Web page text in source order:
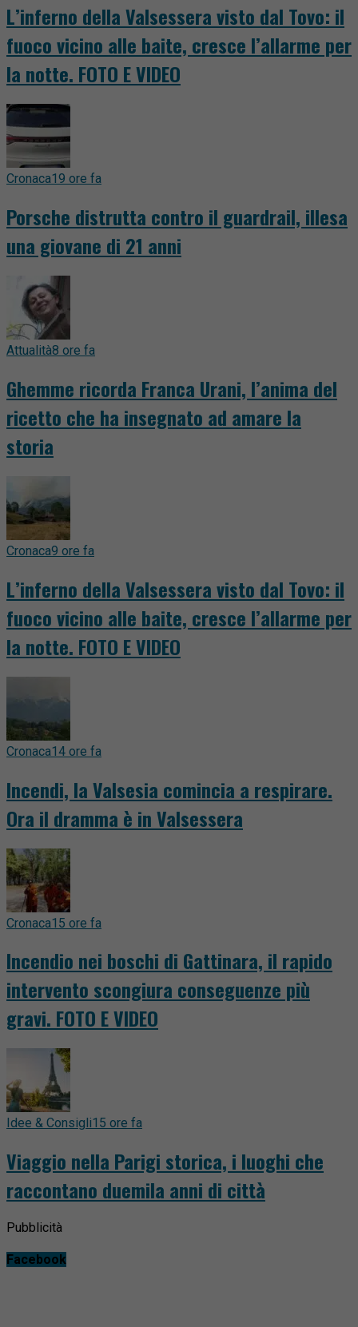
L’inferno della Valsessera visto dal Tovo: il
fuoco vicino alle baite, cresce l’allarme per
la notte. FOTO E VIDEO
Cronaca19 ore fa
Porsche distrutta contro il guardrail, illesa
una giovane di 21 anni
Attualità8 ore fa
Ghemme ricorda Franca Urani, l’anima del
ricetto che ha insegnato ad amare la
storia
Cronaca9 ore fa
L’inferno della Valsessera visto dal Tovo: il
fuoco vicino alle baite, cresce l’allarme per
la notte. FOTO E VIDEO
Cronaca14 ore fa
Incendi, la Valsesia comincia a respirare.
Ora il dramma è in Valsessera
Cronaca15 ore fa
Incendio nei boschi di Gattinara, il rapido
intervento scongiura conseguenze più
gravi. FOTO E VIDEO
Idee & Consigli15 ore fa
Viaggio nella Parigi storica, i luoghi che
raccontano duemila anni di città
Pubblicità
Facebook